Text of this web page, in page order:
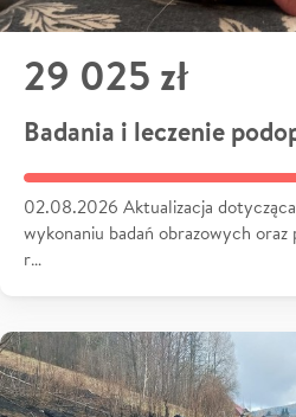
29 025 zł
Badania i leczenie
02.08.2026 Aktualizacja
wykonaniu badań obrazowych oraz
r…